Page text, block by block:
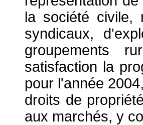
la société civile,
syndicaux,
groupements
satisfaction la
pour l'année
droits de
aux marchés, y